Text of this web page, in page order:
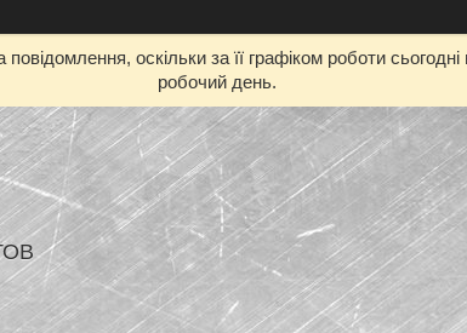
оскільки за її графіком роботи
робочий день.